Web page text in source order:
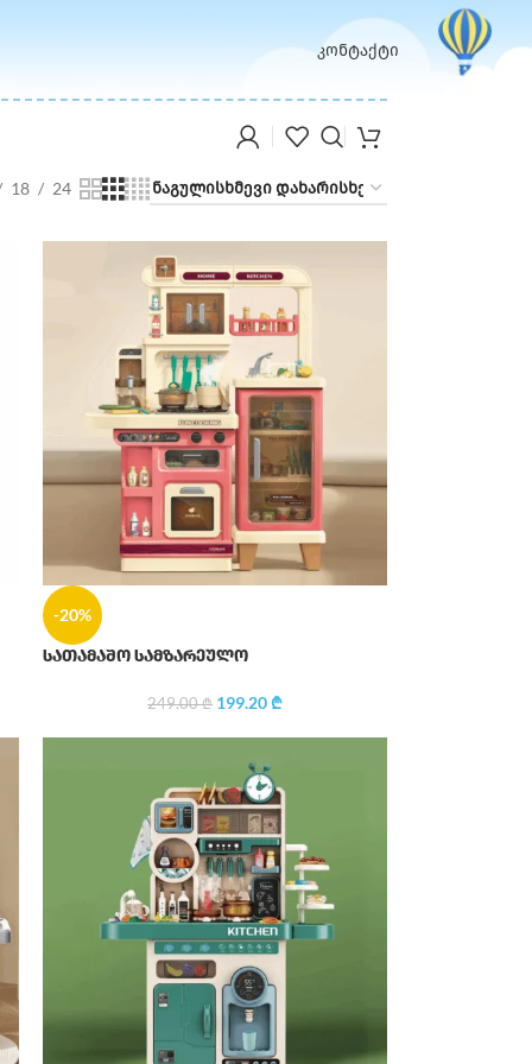
კონტაქტი
18 24
-20%
სათამაშო სამზარეულო
249.00₾ 199.20₾